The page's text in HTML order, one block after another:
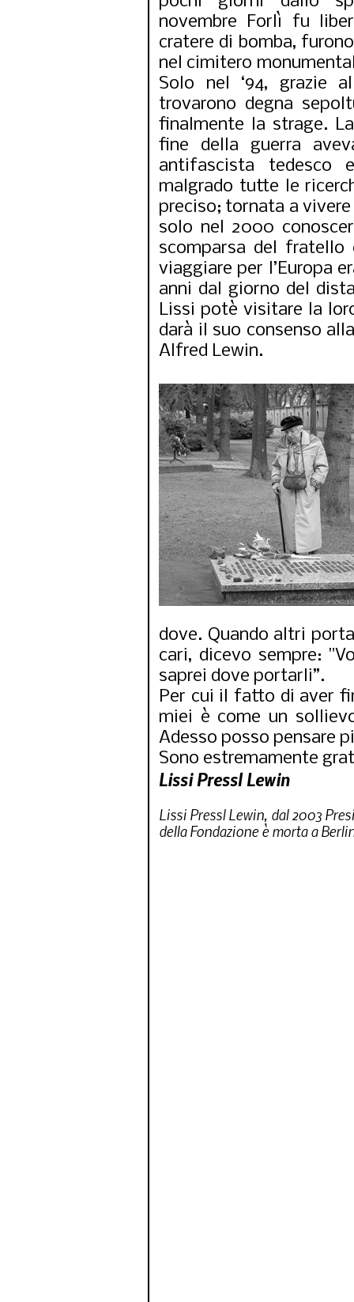
novembre Forlì fu
cratere di bomba,
nel cimitero
Solo nel ‘94, grazie
trovarono degna
finalmente la strage.
fine della guerra
antifascista
malgrado tutte le
preciso; tornata a vivere
solo nel 2000
scomparsa del
viaggiare per l’Europa
anni dal giorno del
Lissi potè visitare la
darà il suo consenso
Alfred Lewin.
dove. Quando altri
cari, dicevo sempre:
saprei dove portarli”.
Per cui il fatto di aver
miei è come un
Adesso posso pensare
Sono estremamente
Lissi Pressl Lewin
Lissi Pressl Lewin, dal 2003
della Fondazione è morta a